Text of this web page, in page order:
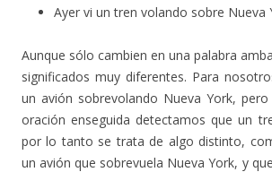
Ayer vi un tren volando sobre Nueva
Aunque sólo cambien en una palabra
significados muy diferentes. Para
un avión sobrevolando Nueva York,
oración enseguida detectamos que un
por lo tanto se trata de algo distinto,
un avión que sobrevuela Nueva York, y